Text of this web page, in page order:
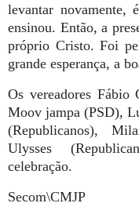
levantar novamente,
ensinou. Então, a
próprio Cristo. Foi
grande esperança, a
Os vereadores Fábio
Moov jampa (PSD),
(Republicanos),
Ulysses
celebração.
Secom\CMJP